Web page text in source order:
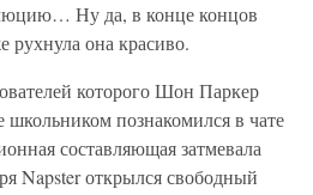
Ну да, в конце концов
рухнула она красиво.
которого Шон Паркер
школьником познакомился в чате
составляющая затмевала
Napster открылся свободный